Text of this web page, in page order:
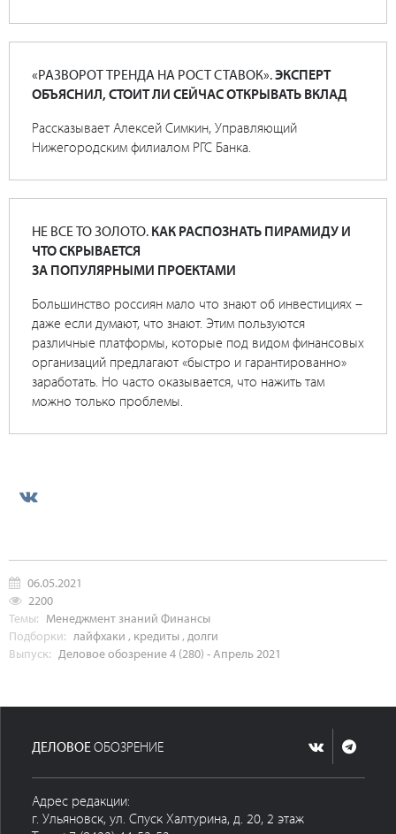
«РАЗВОРОТ ТРЕНДА НА РОСТ СТАВОК».ЭКСПЕРТ
ОБЪЯСНИЛ, СТОИТ ЛИ СЕЙЧАС ОТКРЫВАТЬ ВКЛАД
Рассказывает Алексей Симкин, Управляющий
Нижегородским филиалом РГС Банка.
НЕ ВСЕ ТО ЗОЛОТО. КАК РАСПОЗНАТЬ ПИРАМИДУ И
ЧТО СКРЫВАЕТСЯ
ЗА ПОПУЛЯРНЫМИ ПРОЕКТАМИ
Большинство россиян мало что знают об инвестициях –
даже если думают, что знают. Этим пользуются
различные платформы, которые под видом финансовых
организаций предлагают «быстро и гарантированно»
заработать. Но часто оказывается, что нажить там
можно только проблемы.
06.05.2021
2200
Темы: Менеджмент знаний Финансы
Подборки: лайфхаки , кредиты , долги
Выпуск: Деловое обозрение 4 (280) - Апрель 2021
ДЕЛОВОЕ ОБОЗРЕНИЕ
Адрес редакции:
г. Ульяновск, ул. Спуск Халтурина, д. 20, 2 этаж